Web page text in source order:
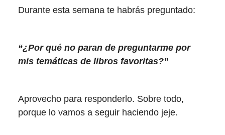
Durante esta semana te habrás preguntado:
“¿Por qué no paran de preguntarme por
mis temáticas de libros favoritas?”
Aprovecho para responderlo. Sobre todo,
porque lo vamos a seguir haciendo jeje.